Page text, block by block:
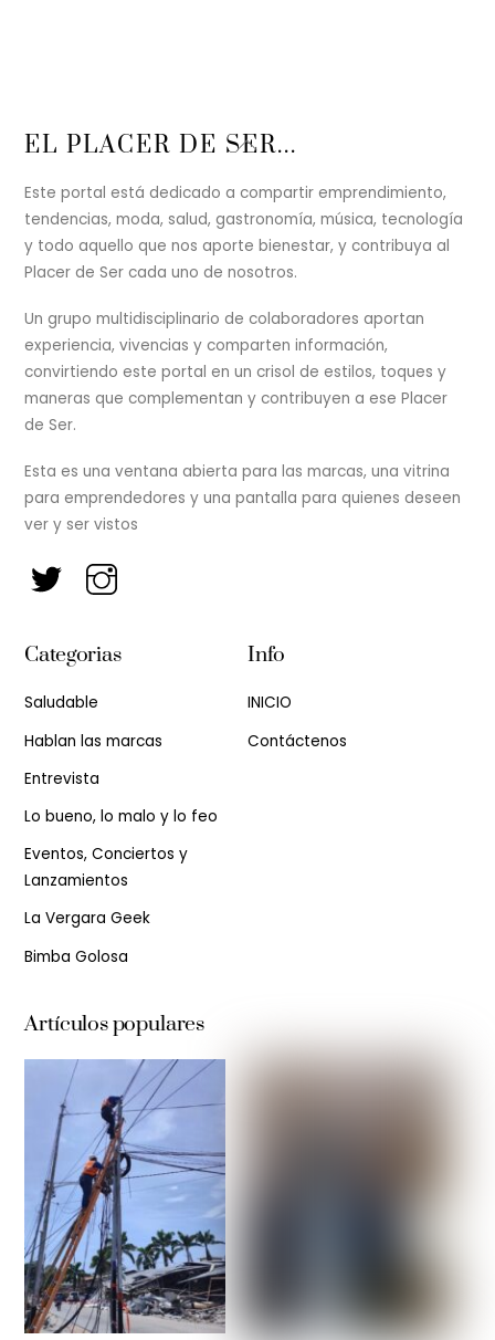
Back
Top
EL PLACER DE SER...
Este portal está dedicado a compartir emprendimiento,
tendencias, moda, salud, gastronomía, música, tecnología
y todo aquello que nos aporte bienestar, y contribuya al
Placer de Ser cada uno de nosotros.
Un grupo multidisciplinario de colaboradores aportan
experiencia, vivencias y comparten información,
convirtiendo este portal en un crisol de estilos, toques y
maneras que complementan y contribuyen a ese Placer
de Ser.
Esta es una ventana abierta para las marcas, una vitrina
para emprendedores y una pantalla para quienes deseen
ver y ser vistos
Categorias
Saludable
Hablan las marcas
Entrevista
Lo bueno, lo malo y lo feo
Eventos, Conciertos y
Lanzamientos
La Vergara Geek
Bimba Golosa
Info
INICIO
Contáctenos
Artículos populares